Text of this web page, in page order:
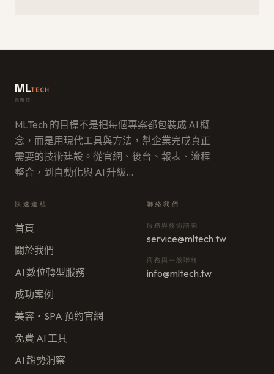
MLTECH
美樂信
MLTech 的目標不是把每個專案都包裝成 AI 概
念，而是用現代工具與方法，幫企業完成真正
需要的技術建設。從官網、後台、報表、流程
整合，到自動化與 AI 升級…
快速連結
首頁
關於我們
AI 數位轉型服務
成功案例
美容・SPA 預約官網
免費 AI 工具
AI 趨勢洞察
聯絡我們
服務與技術諮詢
service@mltech.tw
商務與一般聯絡
info@mltech.tw